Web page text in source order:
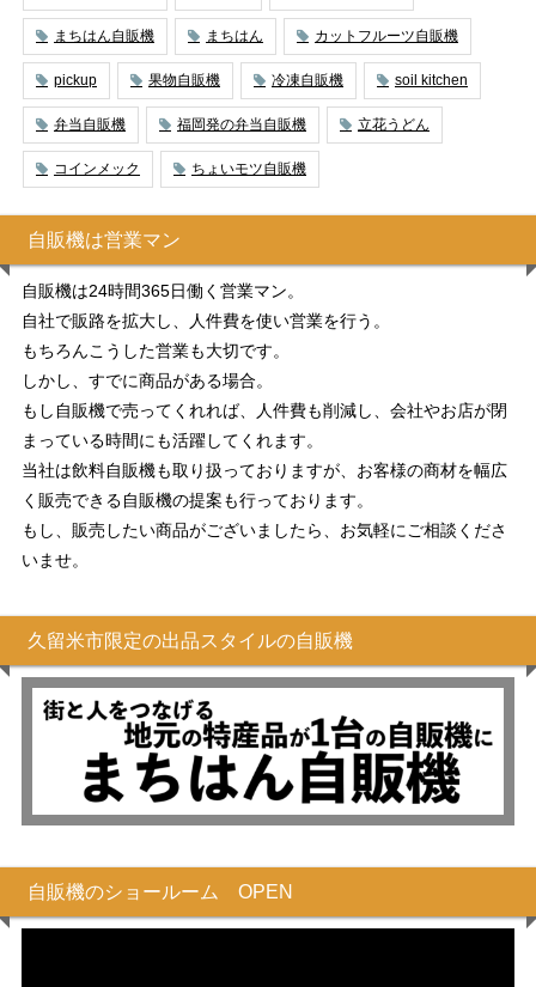
まちはん自販機 まちはん カットフルーツ自販機
pickup 果物自販機 冷凍自販機 soil kitchen
弁当自販機 福岡発の弁当自販機 立花うどん
コインメック ちょいモツ自販機
自販機は営業マン
自販機は24時間365日働く営業マン。
自社で販路を拡大し、人件費を使い営業を行う。
もちろんこうした営業も大切です。
しかし、すでに商品がある場合。
もし自販機で売ってくれれば、人件費も削減し、会社やお店が閉
まっている時間にも活躍してくれます。
当社は飲料自販機も取り扱っておりますが、お客様の商材を幅広
く販売できる自販機の提案も行っております。
もし、販売したい商品がございましたら、お気軽にご相談くださ
いませ。
久留米市限定の出品スタイルの自販機
自販機のショールーム OPEN